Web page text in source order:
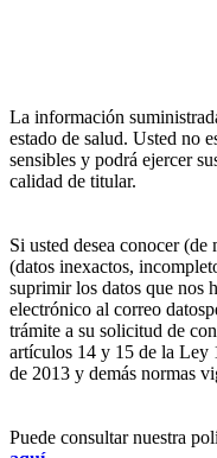
La información
estado de salud. Usted no
sensibles y podrá ejercer
calidad de titular.
Si usted desea conocer
(datos inexactos,
suprimir los datos que nos
electrónico al correo
trámite a su solicitud de
artículos 14 y 15 de la Ley
de 2013 y demás normas
Puede consultar nuestra